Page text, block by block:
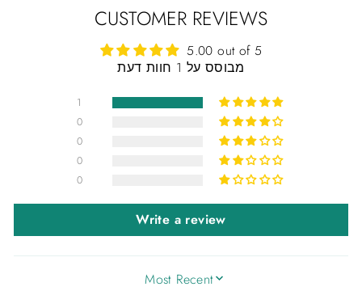
CUSTOMER REVIEWS
5.00 out of 5
מבוסס על 1 חוות דעת
1
0
0
0
0
Write a review
SORT BY